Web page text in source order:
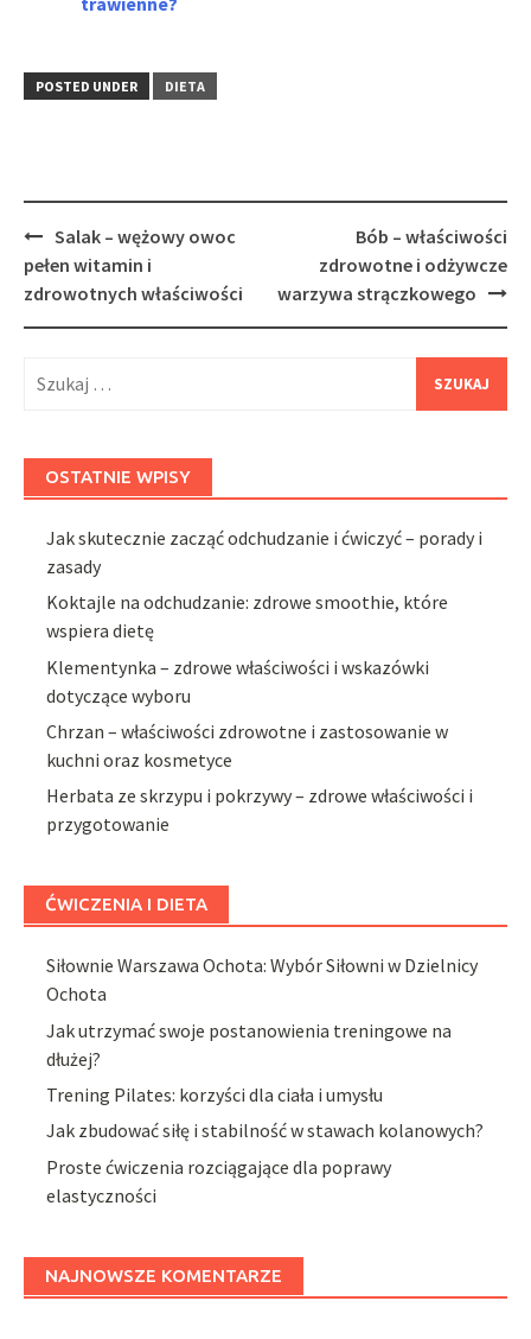
POSTED UNDER DIETA
Post
navigation
Salak – wężowy owoc
pełen witamin i
zdrowotnych właściwości
Bób – właściwości
zdrowotne i odżywcze
warzywa strączkowego
OSTATNIE WPISY
Jak skutecznie zacząć odchudzanie i ćwiczyć – porady i
zasady
Koktajle na odchudzanie: zdrowe smoothie, które
wspiera dietę
Klementynka – zdrowe właściwości i wskazówki
dotyczące wyboru
Chrzan – właściwości zdrowotne i zastosowanie w
kuchni oraz kosmetyce
Herbata ze skrzypu i pokrzywy – zdrowe właściwości i
przygotowanie
ĆWICZENIA I DIETA
Siłownie Warszawa Ochota: Wybór Siłowni w Dzielnicy
Ochota
Jak utrzymać swoje postanowienia treningowe na
dłużej?
Trening Pilates: korzyści dla ciała i umysłu
Jak zbudować siłę i stabilność w stawach kolanowych?
Proste ćwiczenia rozciągające dla poprawy
elastyczności
NAJNOWSZE KOMENTARZE